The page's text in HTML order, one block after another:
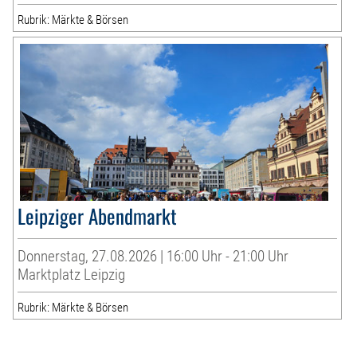
Rubrik: Märkte & Börsen
Leipziger Abendmarkt
Donnerstag, 27.08.2026 | 16:00 Uhr - 21:00 Uhr
Marktplatz Leipzig
Rubrik: Märkte & Börsen